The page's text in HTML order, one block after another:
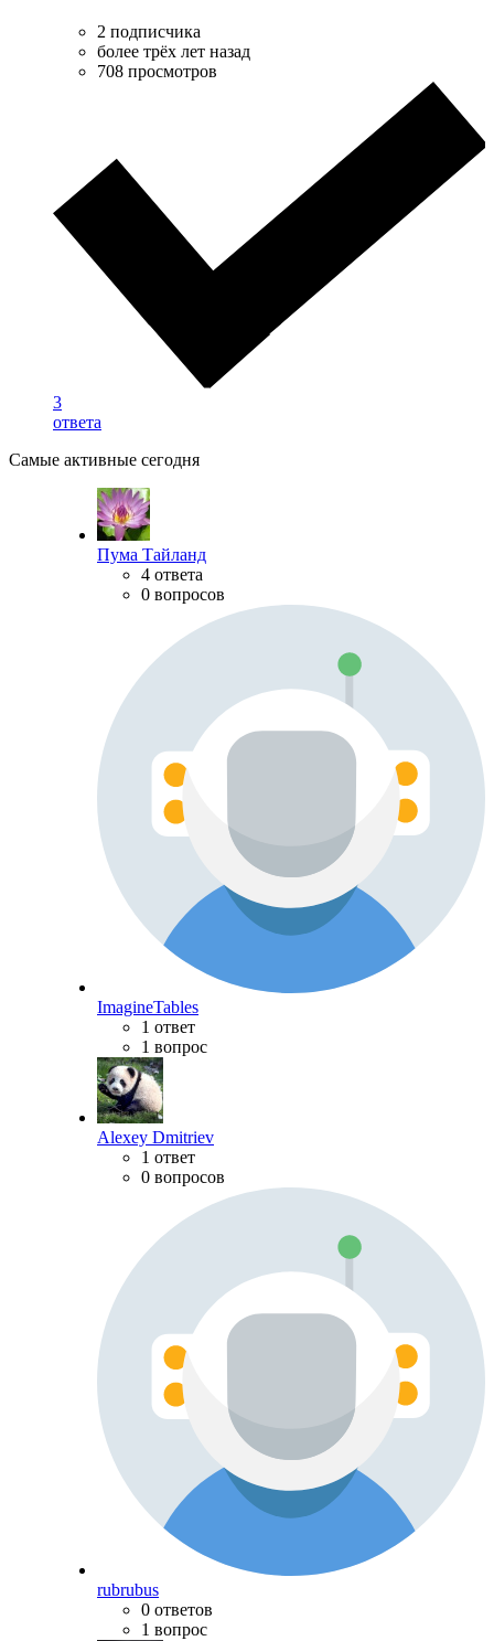
2 подписчика
более трёх лет назад
708 просмотров
3
ответа
Самые активные сегодня
Пума Тайланд
4 ответа
0 вопросов
ImagineTables
1 ответ
1 вопрос
Alexey Dmitriev
1 ответ
0 вопросов
rubrubus
0 ответов
1 вопрос